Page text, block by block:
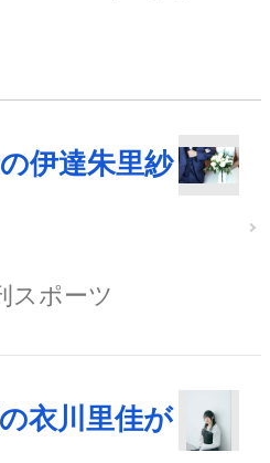
伊達朱里紗
スポーツ
衣川里佳が